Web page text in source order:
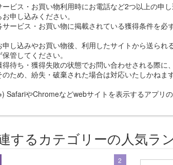
ービス・お買い物利用時にお電話など2つ以上の申
お申し込みください。
サービス・お買い物に掲載されている獲得条件を必
申し込みやお買い物後、利用したサイトから送ら
保管してください。
得待ち・獲得失敗の状態でお問い合わせされる際に
のため、紛失・破棄された場合は対応いたしかねま
SafariやChromeなどwebサイトを表示するアプリ
するカテゴリーの人気ラ
2